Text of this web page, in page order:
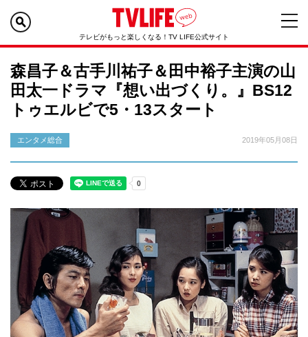
テレビがもっと楽しくなる！TV LIFE公式サイト
森昌子＆古手川祐子＆田中裕子主演の山
田太一ドラマ『想い出づくり。』BS12
トゥエルビで5・13スタート
エンタメ総合 2019年05月08日